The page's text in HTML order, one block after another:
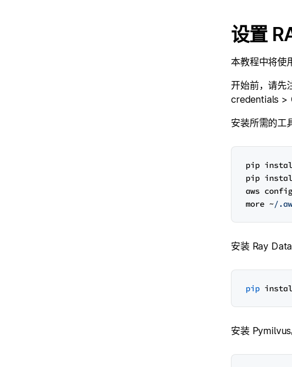
设置
本教程中将使
开始前，请先
credentials >
安装所需的工
pip
pip
aws config
more ~/
安装 Ray Data
pip
安装 Pymilvus